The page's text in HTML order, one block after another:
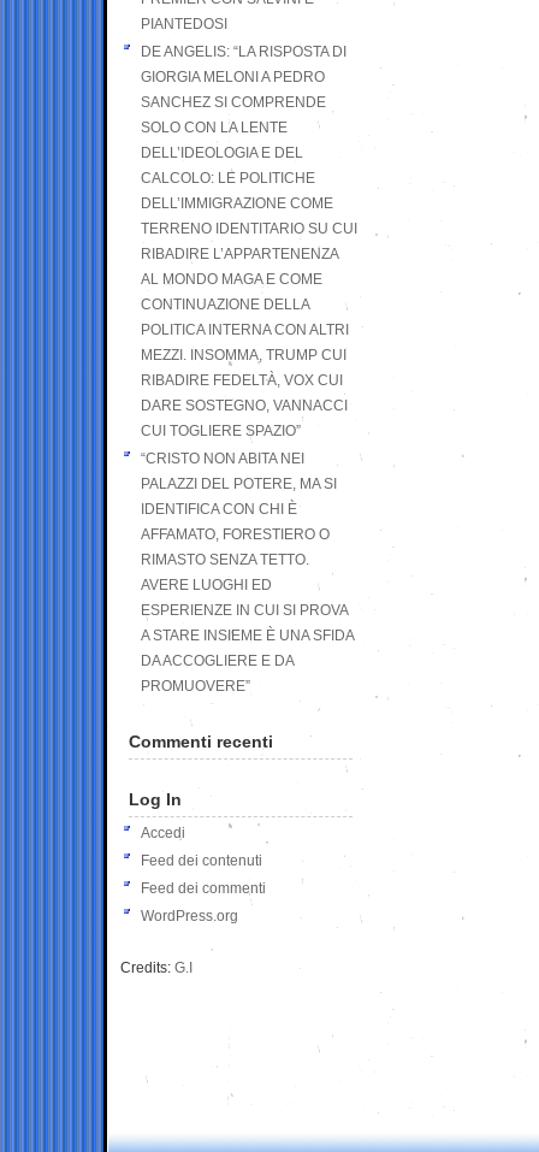
PIANTEDOSI
DE ANGELIS: “LA RISPOSTA DI
GIORGIA MELONI A PEDRO
SANCHEZ SI COMPRENDE
SOLO CON LA LENTE
DELL’IDEOLOGIA E DEL
CALCOLO: LE POLITICHE
DELL’IMMIGRAZIONE COME
TERRENO IDENTITARIO SU CUI
RIBADIRE L’APPARTENENZA
AL MONDO MAGA E COME
CONTINUAZIONE DELLA
POLITICA INTERNA CON ALTRI
MEZZI. INSOMMA, TRUMP CUI
RIBADIRE FEDELTÀ, VOX CUI
DARE SOSTEGNO, VANNACCI
CUI TOGLIERE SPAZIO”
“CRISTO NON ABITA NEI
PALAZZI DEL POTERE, MA SI
IDENTIFICA CON CHI È
AFFAMATO, FORESTIERO O
RIMASTO SENZA TETTO.
AVERE LUOGHI ED
ESPERIENZE IN CUI SI PROVA
A STARE INSIEME È UNA SFIDA
DA ACCOGLIERE E DA
PROMUOVERE”
Commenti recenti
Log In
Accedi
Feed dei contenuti
Feed dei commenti
WordPress.org
Credits: G.I